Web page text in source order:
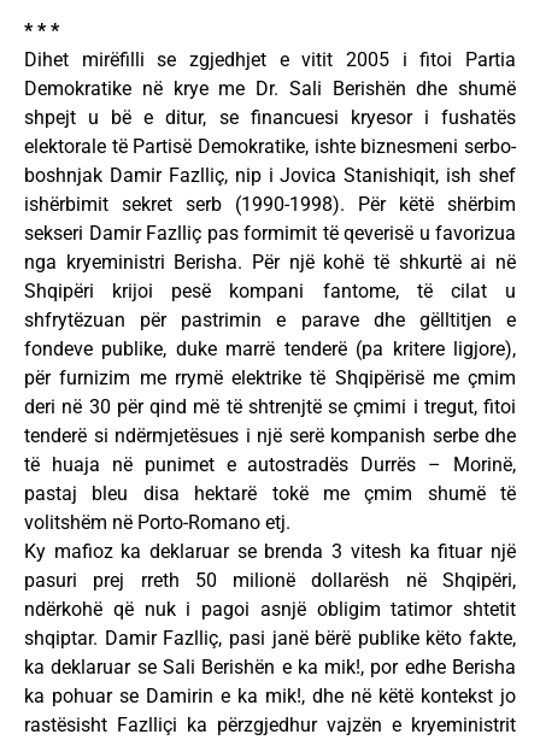
* * *
Dihet mirëfilli se zgjedhjet e vitit 2005 i fitoi Partia
Demokratike në krye me Dr. Sali Berishën dhe shumë
shpejt u bë e ditur, se financuesi kryesor i fushatës
elektorale të Partisë Demokratike, ishte biznesmeni serbo-
boshnjak Damir Fazlliç, nip i Jovica Stanishiqit, ish shef
ishërbimit sekret serb (1990-1998). Për këtë shërbim
sekseri Damir Fazlliç pas formimit të qeverisë u favorizua
nga kryeministri Berisha. Për një kohë të shkurtë ai në
Shqipëri krijoi pesë kompani fantome, të cilat u
shfrytëzuan për pastrimin e parave dhe gëlltitjen e
fondeve publike, duke marrë tenderë (pa kritere ligjore),
për furnizim me rrymë elektrike të Shqipërisë me çmim
deri në 30 për qind më të shtrenjtë se çmimi i tregut, fitoi
tenderë si ndërmjetësues i një serë kompanish serbe dhe
të huaja në punimet e autostradës Durrës – Morinë,
pastaj bleu disa hektarë tokë me çmim shumë të
volitshëm në Porto-Romano etj.
Ky mafioz ka deklaruar se brenda 3 vitesh ka fituar një
pasuri prej rreth 50 milionë dollarësh në Shqipëri,
ndërkohë që nuk i pagoi asnjë obligim tatimor shtetit
shqiptar. Damir Fazlliç, pasi janë bërë publike këto fakte,
ka deklaruar se Sali Berishën e ka mik!, por edhe Berisha
ka pohuar se Damirin e ka mik!, dhe në këtë kontekst jo
rastësisht Fazlliçi ka përzgjedhur vajzën e kryeministrit